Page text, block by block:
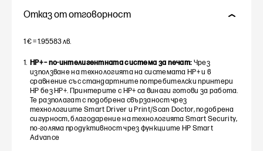
Отказ от отговорност
1 € = 1.95583 лв.
HP+ – по-интелигентната система за печат: Чрез
използване на технологията на системата HP+ и в
сравнение със стандартните потребителски принтери
HP без HP+. Принтерите с HP+ са винаги готови за работа.
Те разполагат с подобрена свързаност чрез
технологиите Smart Driver и Print/Scan Doctor, подобрена
сигурност, благодарение на технологията Smart Security,
по-голяма продуктивност чрез функциите HP Smart
Advance